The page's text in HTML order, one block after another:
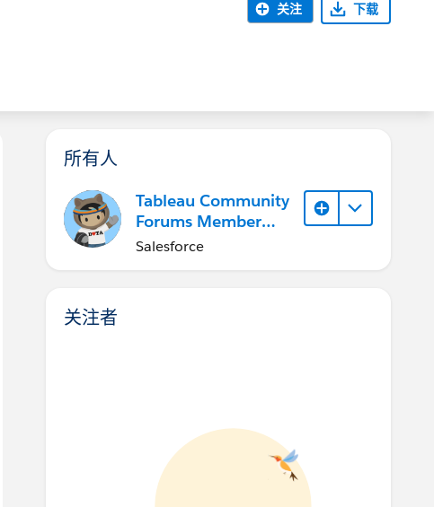
关注 下载
所有人
Tableau Community
Forums Member
(Inactive)
Salesforce
关注者